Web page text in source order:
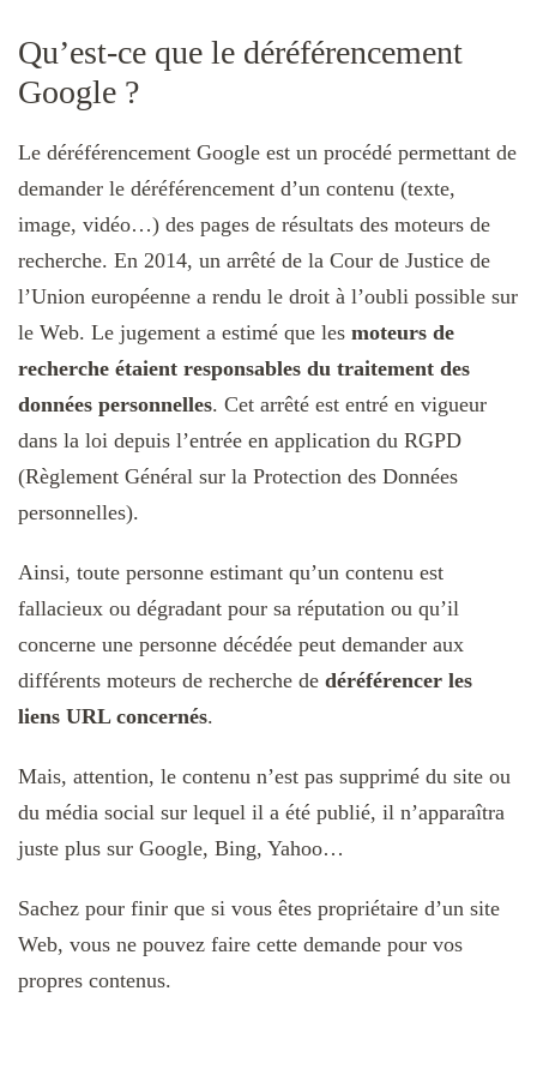
Qu’est-ce que le déréférencement
Google ?
Le déréférencement Google est un procédé permettant de
demander le déréférencement d’un contenu (texte,
image, vidéo…) des pages de résultats des moteurs de
recherche. En 2014, un arrêté de la Cour de Justice de
l’Union européenne a rendu le droit à l’oubli possible sur
le Web. Le jugement a estimé que les moteurs de
recherche étaient responsables du traitement des
données personnelles. Cet arrêté est entré en vigueur
dans la loi depuis l’entrée en application du RGPD
(Règlement Général sur la Protection des Données
personnelles).
Ainsi, toute personne estimant qu’un contenu est
fallacieux ou dégradant pour sa réputation ou qu’il
concerne une personne décédée peut demander aux
différents moteurs de recherche de déréférencer les
liens URL concernés.
Mais, attention, le contenu n’est pas supprimé du site ou
du média social sur lequel il a été publié, il n’apparaîtra
juste plus sur Google, Bing, Yahoo…
Sachez pour finir que si vous êtes propriétaire d’un site
Web, vous ne pouvez faire cette demande pour vos
propres contenus.